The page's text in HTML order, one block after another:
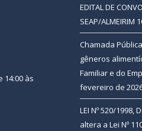
14:00 às
EDITAL DE
SEAP/ALMEIRIM
Chamada
gêneros
Familiar e do
fevereiro de
LEI Nº 520/1998,
altera a Lei Nº